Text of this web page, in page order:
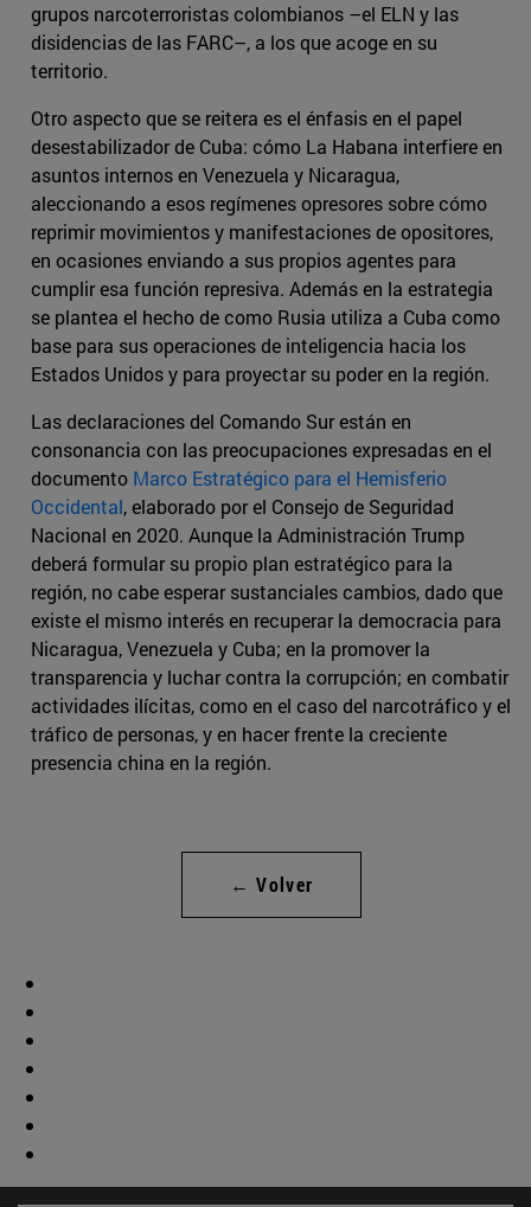
grupos narcoterroristas colombianos –el ELN y las
disidencias de las FARC–, a los que acoge en su
territorio.
Otro aspecto que se reitera es el énfasis en el papel
desestabilizador de Cuba: cómo La Habana interfiere en
asuntos internos en Venezuela y Nicaragua,
aleccionando a esos regímenes opresores sobre cómo
reprimir movimientos y manifestaciones de opositores,
en ocasiones enviando a sus propios agentes para
cumplir esa función represiva. Además en la estrategia
se plantea el hecho de como Rusia utiliza a Cuba como
base para sus operaciones de inteligencia hacia los
Estados Unidos y para proyectar su poder en la región.
Las declaraciones del Comando Sur están en
consonancia con las preocupaciones expresadas en el
documento Marco Estratégico para el Hemisferio
Occidental, elaborado por el Consejo de Seguridad
Nacional en 2020. Aunque la Administración Trump
deberá formular su propio plan estratégico para la
región, no cabe esperar sustanciales cambios, dado que
existe el mismo interés en recuperar la democracia para
Nicaragua, Venezuela y Cuba; en la promover la
transparencia y luchar contra la corrupción; en combatir
actividades ilícitas, como en el caso del narcotráfico y el
tráfico de personas, y en hacer frente la creciente
presencia china en la región.
← Volver